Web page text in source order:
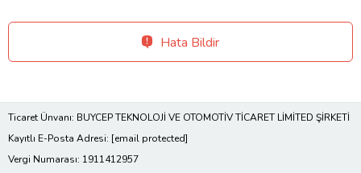
Hata Bildir
Ticaret Ünvanı: BUYCEP TEKNOLOJİ VE OTOMOTİV TİCARET LİMİTED ŞİRKETİ
Kayıtlı E-Posta Adresi: [email protected]
Vergi Numarası: 1911412957